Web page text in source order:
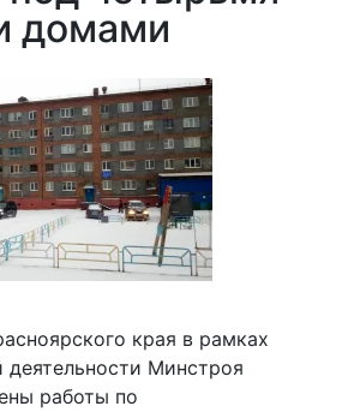
домами
края в рамках
деятельности Минстроя
работы по